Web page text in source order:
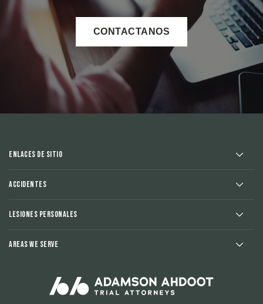
CONTACTANOS
Enlaces de sitio
Accidentes
Lesiones Personales
Areas We Serve